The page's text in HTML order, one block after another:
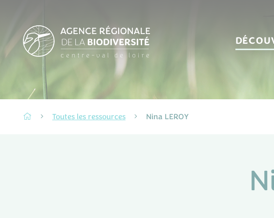
Toutes les ressources Nina LEROY